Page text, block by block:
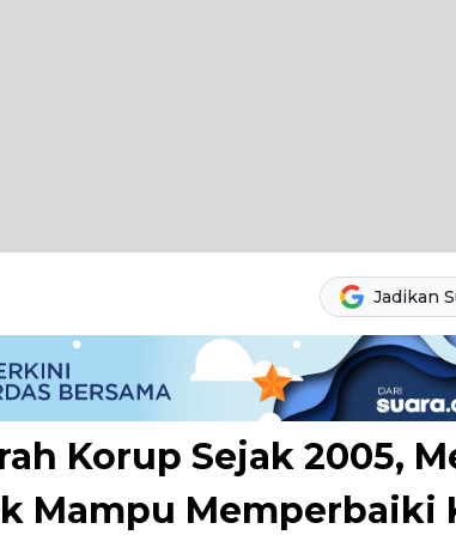
Jadikan
Korup Sejak 2005,
Mampu Memperbaiki